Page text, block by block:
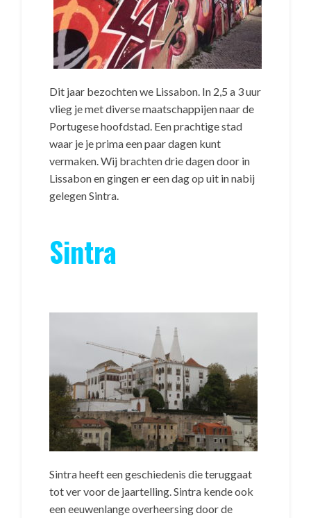
Dit jaar bezochten we Lissabon. In 2,5 a 3 uur
vlieg je met diverse maatschappijen naar de
Portugese hoofdstad. Een prachtige stad
waar je je prima een paar dagen kunt
vermaken. Wij brachten drie dagen door in
Lissabon en gingen er een dag op uit in nabij
gelegen Sintra.
Sintra
Sintra heeft een geschiedenis die teruggaat
tot ver voor de jaartelling. Sintra kende ook
een eeuwenlange overheersing door de